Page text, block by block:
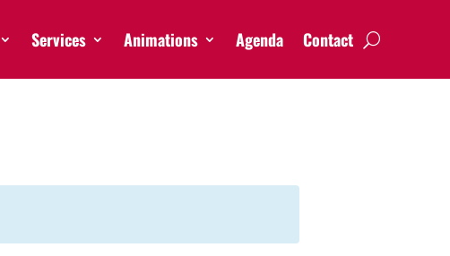
Services Animations Agenda Contact